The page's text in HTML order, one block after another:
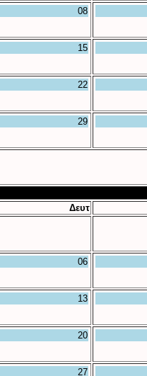
08
15
22
29
Δευτ
06
13
20
27